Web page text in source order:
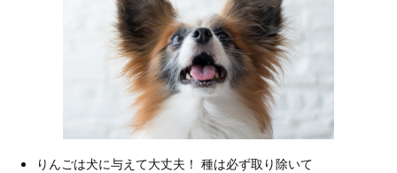
りんごは犬に与えて大丈夫！ 種は必ず取り除いて